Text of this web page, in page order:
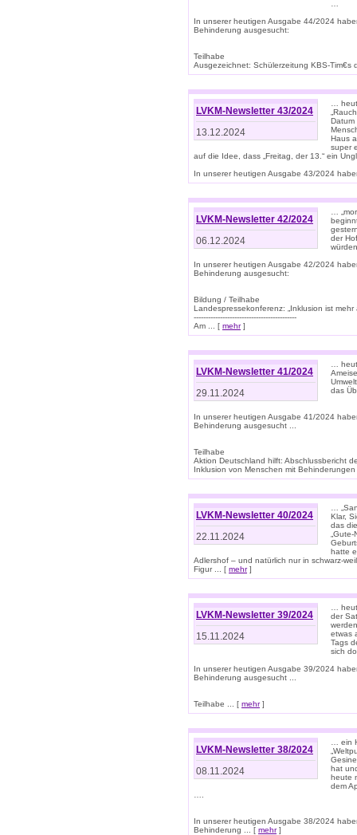
In unserer heutigen Ausgabe 44/2024
Behinderung ausgesucht:
Teilhabe
Ausgezeichnet: Schülerzeitung KBS-Tim€s
LVKM-Newsletter 43/2024
13.12.2024
…
Datum
Haus
super
auf die Idee, dass „Freitag, der 13.“ ein
In unserer heutigen Ausgabe 43/2024
LVKM-Newsletter 42/2024
06.12.2024
…
der
In unserer heutigen Ausgabe 42/2024
Behinderung ausgesucht:
Bildung / Teilhabe
Landespressekonferenz: „Inklusion ist mehr
-------------------------------------------
Am ... [ mehr]
LVKM-Newsletter 41/2024
29.11.2024
…
das
In unserer heutigen Ausgabe 41/2024
Behinderung ausgesucht ...
Teilhabe
Aktion Deutschland hilft: Abschlussbericht
Inklusion von Menschen mit
LVKM-Newsletter 40/2024
22.11.2024
…
Klar,
das
hatte
Adlershof – und natürlich nur in schwarz-
Figur ... [ mehr]
LVKM-Newsletter 39/2024
15.11.2024
…
der
etwas
Tags
sich
In unserer heutigen Ausgabe 39/2024
Behinderung ausgesucht ...
Teilhabe ... [ mehr]
LVKM-Newsletter 38/2024
08.11.2024
… ein
hat
heute
dem
In unserer heutigen Ausgabe 38/2024
Behinderung ... [ mehr]